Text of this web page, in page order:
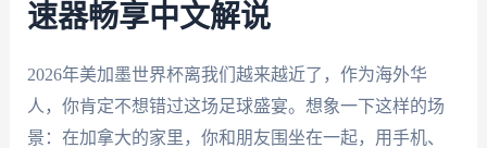
速器畅享中文解说
2026年美加墨世界杯离我们越来越近了，作为海外华
人，你肯定不想错过这场足球盛宴。想象一下这样的场
景：在加拿大的家里，你和朋友围坐在一起，用手机、